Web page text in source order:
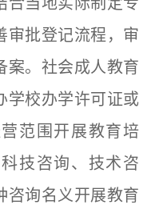
审批登记流程，审
案。社会成人教育
学校办学许可证或
范围开展教育培
技咨询、技术咨
咨询名义开展教育